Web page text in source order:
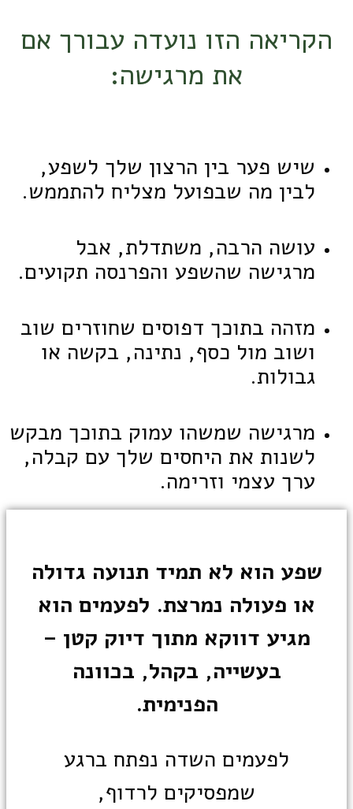
הקריאה הזו נועדה עבורך אם
את מרגישה:
שיש פער בין הרצון שלך לשפע,
לבין מה שבפועל מצליח להתממש.
עושה הרבה, משתדלת, אבל
מרגישה שהשפע והפרנסה תקועים.
מזהה בתוכך דפוסים שחוזרים שוב
ושוב מול כסף, נתינה, בקשה או
גבולות.
מרגישה שמשהו עמוק בתוכך מבקש
לשנות את היחסים שלך עם קבלה,
ערך עצמי וזרימה.
שפע הוא לא תמיד תנועה גדולה
או פעולה נמרצת. לפעמים הוא
מגיע דווקא מתוך דיוק קטן –
בעשייה, בקהל, בכוונה
הפנימית.
לפעמים השדה נפתח ברגע
שמפסיקים לרדוף,